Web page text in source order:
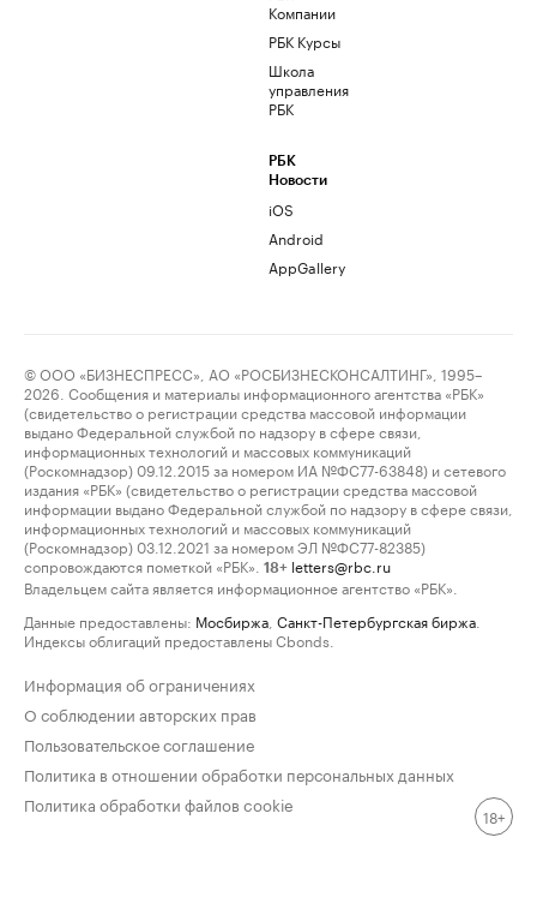
Компании
РБК Курсы
Школа
управления
РБК
РБК
Новости
iOS
Android
AppGallery
© ООО «БИЗНЕСПРЕСС», АО «РОСБИЗНЕСКОНСАЛТИНГ», 1995–
2026. Сообщения и материалы информационного агентства «РБК»
(свидетельство о регистрации средства массовой информации
выдано Федеральной службой по надзору в сфере связи,
информационных технологий и массовых коммуникаций
(Роскомнадзор) 09.12.2015 за номером ИА №ФС77-63848) и сетевого
издания «РБК» (свидетельство о регистрации средства массовой
информации выдано Федеральной службой по надзору в сфере связи,
информационных технологий и массовых коммуникаций
(Роскомнадзор) 03.12.2021 за номером ЭЛ №ФС77-82385)
сопровождаются пометкой «РБК».
18+ letters@rbc.ru
Владельцем сайта является информационное агентство «РБК».
Данные предоставлены: Мосбиржа Санкт-Петербургская биржа
Индексы облигаций предоставлены Cbonds.
Информация об ограничениях
О соблюдении авторских прав
Пользовательское соглашение
Политика в отношении обработки персональных данных
Политика обработки файлов cookie
18+